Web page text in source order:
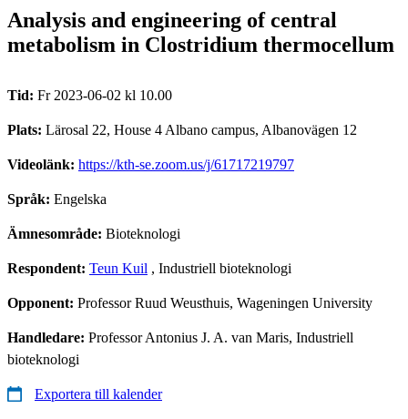
Analysis and engineering of central
metabolism in Clostridium thermocellum
Tid: Fr 2023-06-02 kl 10.00
Plats: Lärosal 22, House 4 Albano campus, Albanovägen 12
Videolänk: https://kth-se.zoom.us/j/61717219797
Språk: Engelska
Ämnesområde: Bioteknologi
Respondent: Teun Kuil , Industriell bioteknologi
Opponent: Professor Ruud Weusthuis, Wageningen University
Handledare: Professor Antonius J. A. van Maris, Industriell
bioteknologi
Exportera till kalender